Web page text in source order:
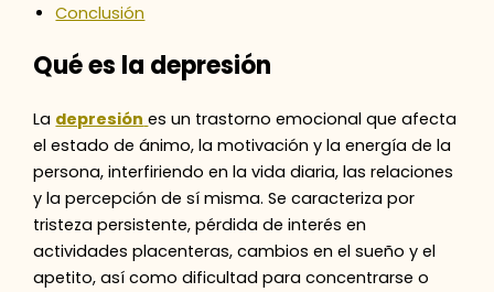
Conclusión
Qué es la depresión
La depresión es un trastorno emocional que afecta
el estado de ánimo, la motivación y la energía de la
persona, interfiriendo en la vida diaria, las relaciones
y la percepción de sí misma. Se caracteriza por
tristeza persistente, pérdida de interés en
actividades placenteras, cambios en el sueño y el
apetito, así como dificultad para concentrarse o